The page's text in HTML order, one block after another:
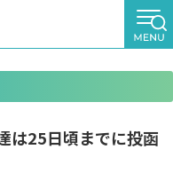
は25日頃までに投函